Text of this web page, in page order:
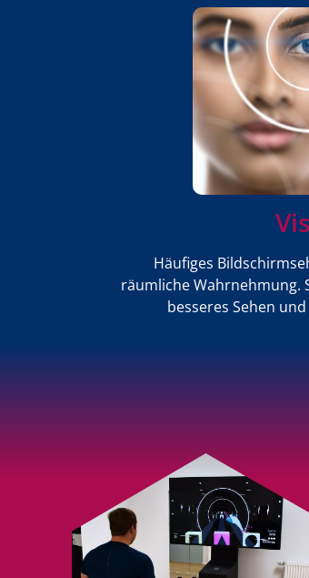
Häufiges
räumliche Wahrnehmung.
besseres Sehen